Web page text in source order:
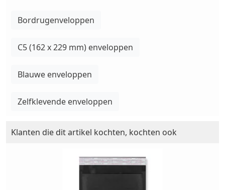
Bordrugenveloppen
C5 (162 x 229 mm) enveloppen
Blauwe enveloppen
Zelfklevende enveloppen
Klanten die dit artikel kochten, kochten ook